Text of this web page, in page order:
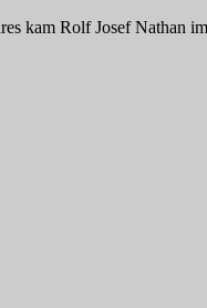
kam Rolf Josef Nathan